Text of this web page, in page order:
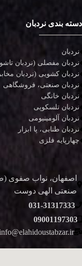
دسته بندی نردبان
نردبان
نردبان مفصلی (نردبان
نردبان کشویی (نردبان
نردبان صنعتی، فروشگاهی
نردبان خانگی
نردبان تلسکوپی
نردبان آلومینیومی
نردبان طنابی، پا ابزار
چهارپایه فلزی
صنعتی الهی دوست
031-31317333
09001197303